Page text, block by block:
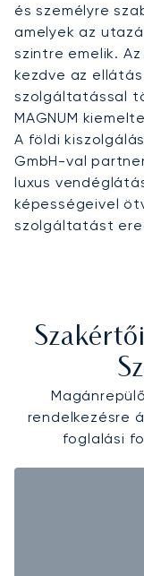
és személyre
amelyek az
szintre emelik.
kezdve az
szolgáltatással
MAGNUM
A földi
GmbH-val
luxus
képességeivel
szolgáltatást
rendelkezésre
foglalási